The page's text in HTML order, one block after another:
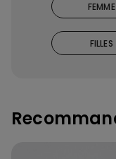
FEMME
FILLES